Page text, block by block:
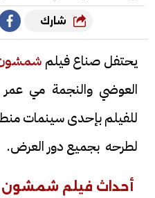
شارك
يحتفل صناع فيلمشمشون
العوضي والنجمة مي
للفيلم بإحدى سينمات
لطرحه بجميع دور العرض.
أحداث فيلم شمشون